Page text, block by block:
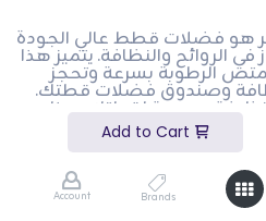
Brands
Account
هيجين بلس - 5 لتر هو فضلات قطط عالي الجودة
الروائح والنظافة. يتميز هذا
بتركيبة تمتص الرطوبة بسرعة وتحجز
وصندوق فضلات قطتك.
نظيفة ومريحة لقطتك. هذا
الذين يبحثون عن فضلات